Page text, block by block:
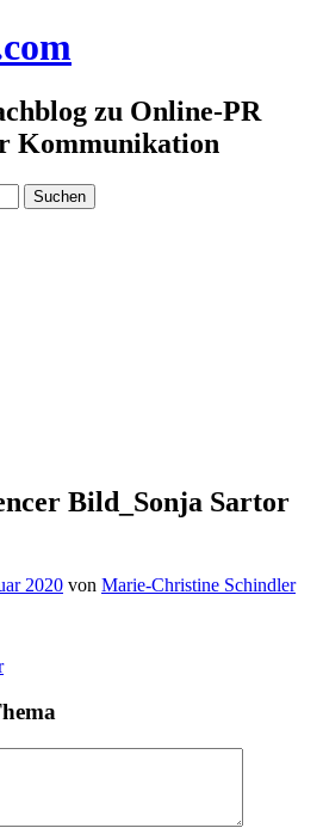
zu Online-PR
Kommunikation
Bild_Sonja Sartor
2020 von Marie-Christine Schindler